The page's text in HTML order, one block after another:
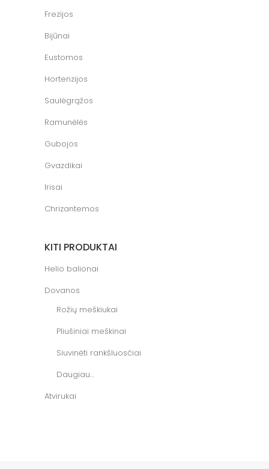
Frezijos
Bijūnai
Eustomos
Hortenzijos
Saulėgrąžos
Ramunėlės
Gubojos
Gvazdikai
Irisai
Chrizantemos
KITI PRODUKTAI
Helio balionai
Dovanos
Rožių meškiukai
Pliušiniai meškinai
Siuvinėti rankšluosčiai
Daugiau…
Atvirukai